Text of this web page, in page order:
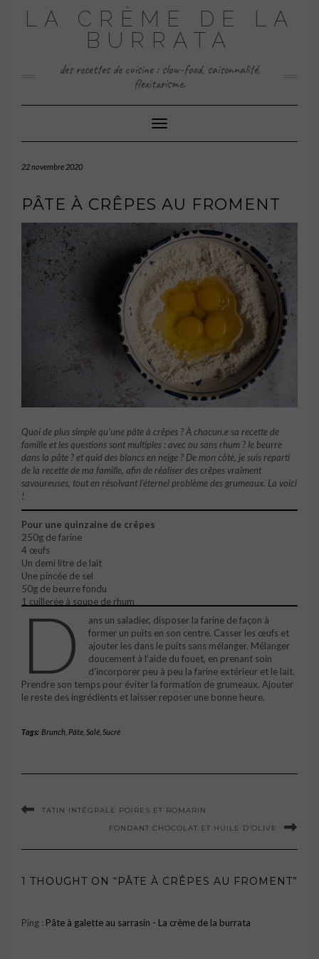
LA CRÈME DE LA
BURRATA
des recettes de cuisine : slow-food, saisonnalité,
flexitarisme.
Toggle Navigation
22 novembre 2020
PÂTE À CRÊPES AU FROMENT
Quoi de plus simple qu’une pâte à crêpes ? À chacun.e sa recette de
famille et les questions sont multiples : avec ou sans rhum ? le beurre
dans la pâte ? et quid des blancs en neige ? De mon côté, je suis reparti
de la recette de ma famille, afin de réaliser des crêpes vraiment
savoureuses, tout en résolvant l’éternel problème des grumeaux. La voici
!
Pour une quinzaine de crêpes
250g de farine
4 œufs
Un demi litre de lait
Une pincée de sel
50g de beurre fondu
1 cuillerée à soupe de rhum
D
ans un saladier, disposer la farine de façon à
former un puits en son centre. Casser les œufs et
ajouter les dans le puits sans mélanger. Mélanger
doucement à l’aide du fouet, en prenant soin
d’incorporer peu à peu la farine extérieur et le lait.
Prendre son temps pour éviter la formation de grumeaux. Ajouter
le reste des ingrédients et laisser reposer une bonne heure.
Tags: Brunch, Pâte, Salé, Sucré
TATIN INTÉGRALE POIRES ET ROMARIN
FONDANT CHOCOLAT ET HUILE D’OLIVE
1 THOUGHT ON “PÂTE À CRÊPES AU FROMENT”
Ping : Pâte à galette au sarrasin - La crème de la burrata